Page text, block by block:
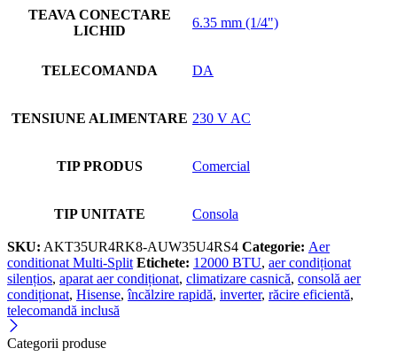
TEAVA CONECTARE
LICHID
6.35 mm (1/4")
TELECOMANDA DA
TENSIUNE ALIMENTARE 230 V AC
TIP PRODUS Comercial
TIP UNITATE Consola
SKU: AKT35UR4RK8-AUW35U4RS4 Categorie: Aer
conditionat Multi-Split Etichete: 12000 BTU, aer condiționat
silențios, aparat aer condiționat, climatizare casnică, consolă aer
condiționat, Hisense,încălzire rapidă, inverter, răcire eficientă,
telecomandă inclusă
Categorii produse